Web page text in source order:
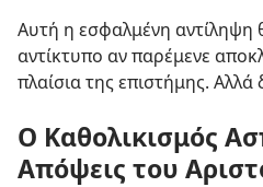
Αυτή η εσφαλμένη αντίληψη
αντίκτυπο αν παρέμενε
πλαίσια της επιστήμης. Αλλά
Ο Καθολικισμός
Απόψεις του